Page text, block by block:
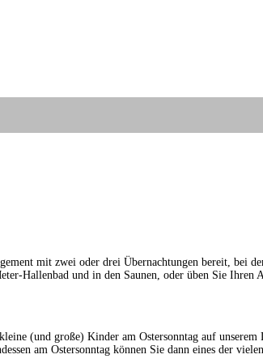
mit zwei oder drei Übernachtungen bereit, bei
Hallenbad und in den Saunen, oder üben Sie Ihren
(und große) Kinder am Ostersonntag auf unserem
am Ostersonntag können Sie dann eines der